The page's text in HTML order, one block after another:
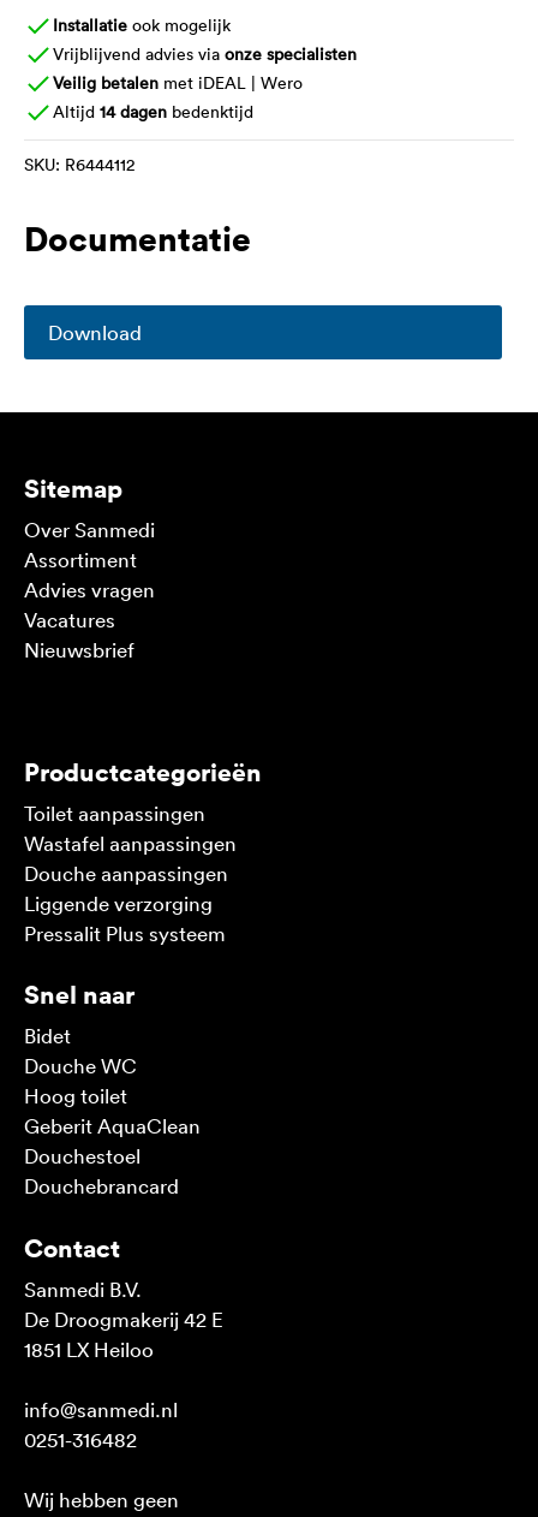
Installatie ook mogelijk
Vrijblijvend advies via onze specialisten
Veilig betalen met iDEAL | Wero
Altijd 14 dagen bedenktijd
SKU: R6444112
Documentatie
Download
Sitemap
Over Sanmedi
Assortiment
Advies vragen
Vacatures
Nieuwsbrief
Productcategorieën
Toilet aanpassingen
Wastafel aanpassingen
Douche aanpassingen
Liggende verzorging
Pressalit Plus systeem
Snel naar
Bidet
Douche WC
Hoog toilet
Geberit AquaClean
Douchestoel
Douchebrancard
Contact
Sanmedi B.V.
De Droogmakerij 42 E
1851 LX Heiloo
info@sanmedi.nl
0251-316482
Wij hebben geen